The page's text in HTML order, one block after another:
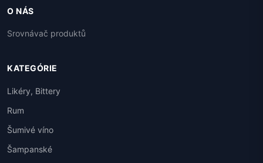
O NÁS
Srovnávač produktů
KATEGÓRIE
Likéry, Bittery
Rum
Šumivé víno
Šampanské